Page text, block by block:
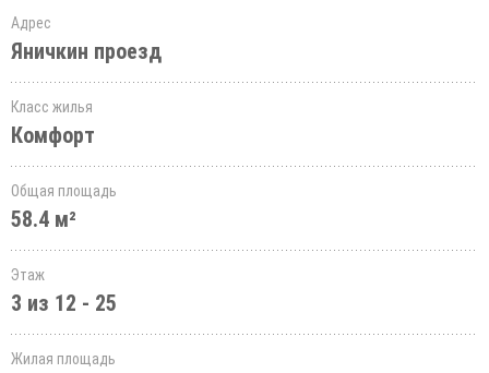
Адрес
Яничкин проезд
Класс жилья
Комфорт
Общая площадь
58.4 м²
Этаж
3 из 12 - 25
Жилая площадь